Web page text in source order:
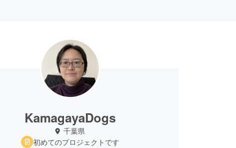
KamagayaDogs
千葉県
初めてのプロジェクトです